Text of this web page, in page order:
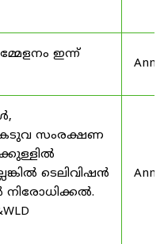
ഇന്ന്
കടുവ സംരക്ഷണ
ടെലിവിഷൻ
നിരോധിക്കൽ.